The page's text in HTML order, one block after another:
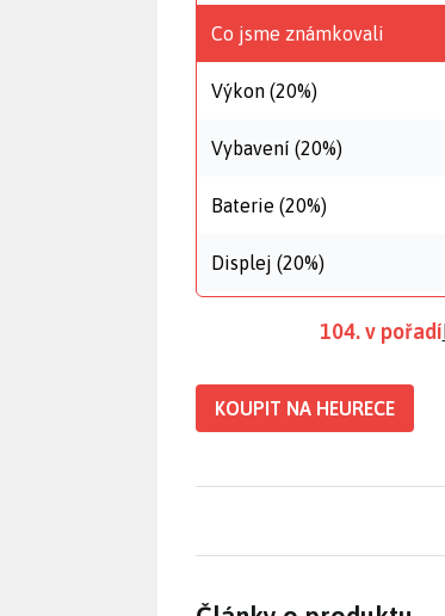
Co jsme známkovali
Výkon (20%)
Vybavení (20%)
Baterie (20%)
Displej (20%)
104. v pořadí
KOUPIT NA HEURECE